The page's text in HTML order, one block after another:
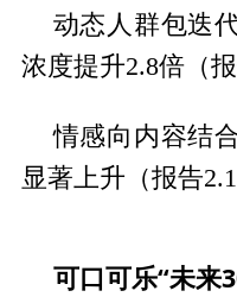
动态人群包迭
浓度提升2.8倍（报
情感向内容结
显著上升（报告
可口可乐“未来